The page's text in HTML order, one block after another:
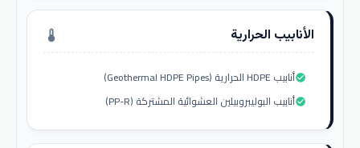
الأنابيب الحرارية thermostat
أنابيب HDPE الحرارية (Geothermal HDPE Pipes)check_circle
أنابيب البوليبروبيلين العشوائية المشتركة (PP-R)check_circle